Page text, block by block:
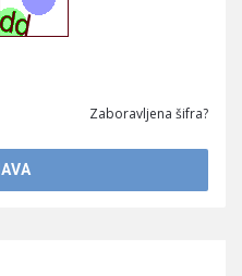
Zaboravljena šifra?